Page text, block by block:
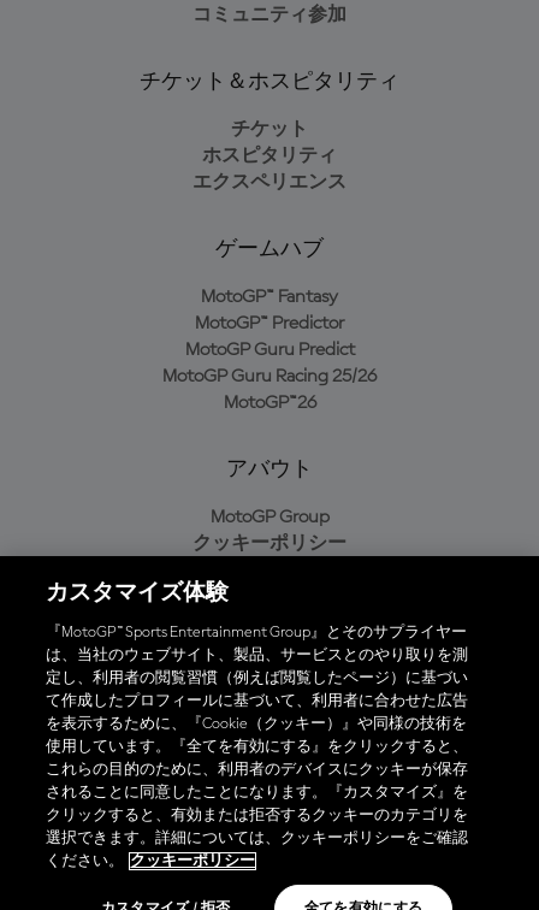
コミュニティ参加
チケット＆ホスピタリティ
チケット
ホスピタリティ
エクスペリエンス
ゲームハブ
MotoGP™ Fantasy
MotoGP™ Predictor
MotoGP Guru Predict
MotoGP Guru Racing 25/26
MotoGP™26
アバウト
MotoGP Group
クッキーポリシー
プライバシーポリシー
購入ポリシー
オフィシャルアプリ
© 2026 MotoGP Sports Entertainment Group. 全著作権所有。全ての
商標はそれぞれの所有者に帰属。
カスタマイズ体験
『MotoGP™ Sports Entertainment Group』とそのサプライヤー
は、当社のウェブサイト、製品、サービスとのやり取りを測
定し、利用者の閲覧習慣（例えば閲覧したページ）に基づい
て作成したプロフィールに基づいて、利用者に合わせた広告
を表示するために、『Cookie（クッキー）』や同様の技術を
使用しています。『全てを有効にする』をクリックすると、
これらの目的のために、利用者のデバイスにクッキーが保存
されることに同意したことになります。『カスタマイズ』を
クリックすると、有効または拒否するクッキーのカテゴリを
選択できます。詳細については、クッキーポリシーをご確認
ください。
クッキーポリシー